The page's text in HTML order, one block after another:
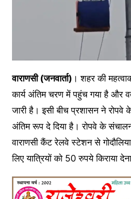
वाराणसी (जनवार्ता) । शहर की
कार्य अंतिम चरण में पहुंच गया है और
जारी है। इसी बीच प्रशासन ने रोपवे
अंतिम रूप दे दिया है। रोपवे के
वाराणसी कैंट रेलवे स्टेशन से
लिए यात्रियों को 50 रुपये किराया देना